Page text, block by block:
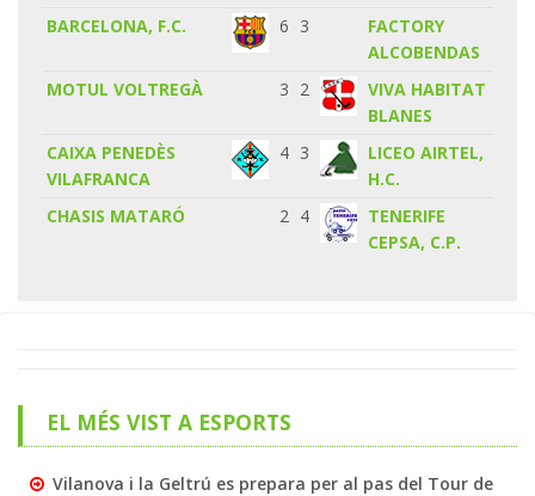
BARCELONA, F.C.
6 3
FACTORY
ALCOBENDAS
MOTUL VOLTREGÀ
3 2
VIVA HABITAT
BLANES
CAIXA PENEDÈS
VILAFRANCA
4 3
LICEO AIRTEL,
H.C.
CHASIS MATARÓ
2 4
TENERIFE
CEPSA, C.P.
EL MÉS VIST A ESPORTS
Vilanova i la Geltrú es prepara per al pas del Tour de